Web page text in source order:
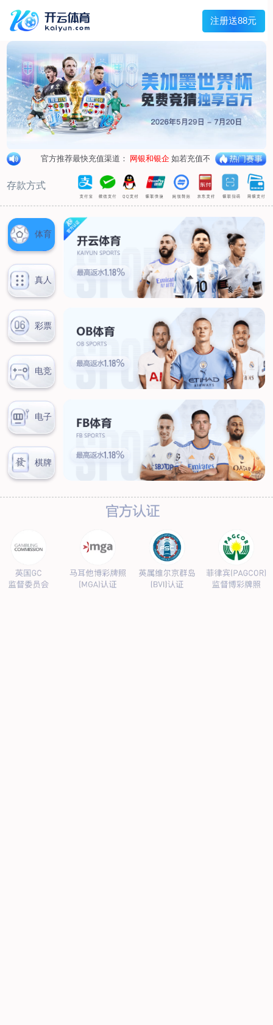
Menu
网站首页
关于我们
产品中心
荣誉资质
厂区设备
人才招聘
新闻中心
销售网点